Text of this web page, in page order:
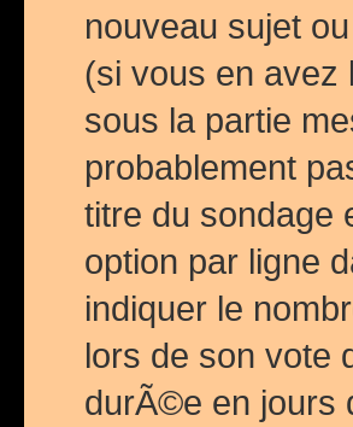
nouveau sujet
(si vous en
sous la partie
probablement
titre du sondage
option par ligne
indiquer le
lors de son vote
durÃ©e en jours